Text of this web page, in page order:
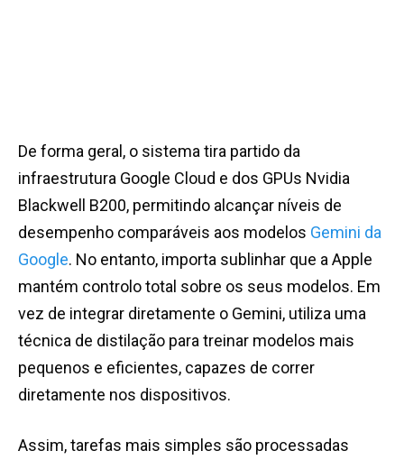
De forma geral, o sistema tira partido da
infraestrutura Google Cloud e dos GPUs Nvidia
Blackwell B200, permitindo alcançar níveis de
desempenho comparáveis aos modelos Gemini da
Google. No entanto, importa sublinhar que a Apple
mantém controlo total sobre os seus modelos. Em
vez de integrar diretamente o Gemini, utiliza uma
técnica de distilação para treinar modelos mais
pequenos e eficientes, capazes de correr
diretamente nos dispositivos.
Assim, tarefas mais simples são processadas